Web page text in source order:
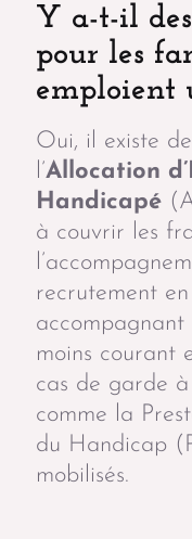
Y a-t-il
pour les
emploient
Oui, il existe
l’Allocation
Handicapé
à couvrir les
recrutement
moins courant
cas de garde
comme la
du Handicap
mobilisés.